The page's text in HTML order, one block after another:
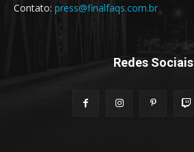
Contato: press@finalfaqs.com.br
Redes Sociais